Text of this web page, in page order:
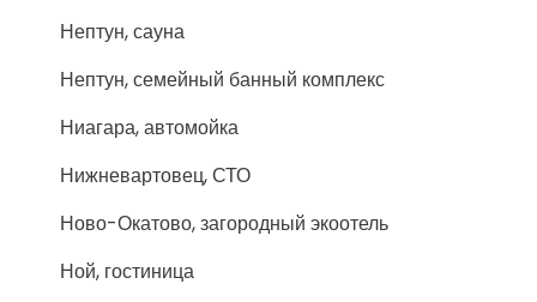
Нептун, сауна
Нептун, семейный банный комплекс
Ниагара, автомойка
Нижневартовец, СТО
Ново-Окатово, загородный экоотель
Ной, гостиница